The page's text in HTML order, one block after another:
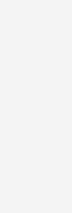
voor
overzicht van